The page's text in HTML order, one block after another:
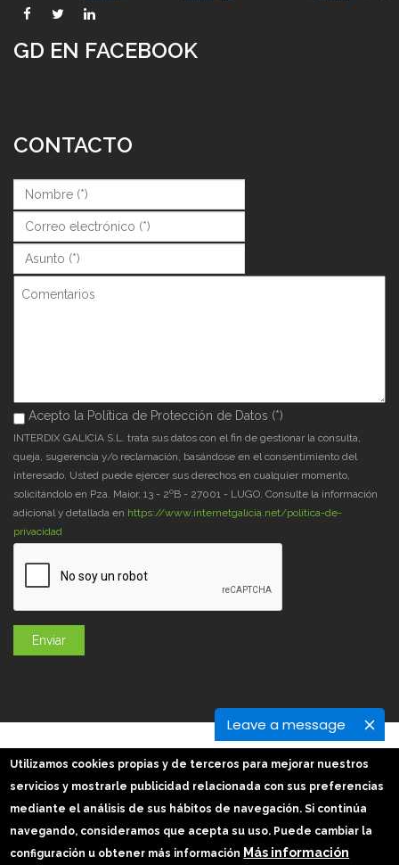
Leave a message
GD EN FACEBOOK
CONTACTO
Nombre (*)*
Correo (*)*
Asunto (*)*
Comentarios
Acepto la Política de Protección de Datos (*)
Acepto la Política de Protección de Datos (*)
INTERDIX GALICIA S.L. trata sus datos con el fin de gestionar la consulta,
queja, sugerencia y/o reclamación, basándose en el consentimiento del
interesado. Usted puede ejercer sus derechos en cualquier momento,
solicitándolo en Pza. Maior, 13 - 2ºB - 27001 - LUGO. Consulte la información
adicional y detallada en https://www.internetgalicia.net/política-de-
privacidad
Imágenes slider: Freepik
Utilizamos cookies propias y de terceros para mejorar nuestros
servicios y mostrarle publicidad relacionada con sus preferencias
mediante el análisis de sus hábitos de navegación. Si continúa
navegando, consideramos que acepta su uso. Puede cambiar la
configuración u obtener más información Más información